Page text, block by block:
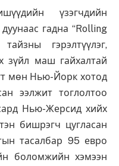
үзэгчдийн
гадна “Rolling
гэрэлтүүлэг,
зүйл маш гайхалтай
мөн Нью-Йорк хотод
ээлжит тоглолтоо
Нью-Жерсид хийх
бишрэгч цугласан
тасалбар 95 евро
боломжийн хэмээн